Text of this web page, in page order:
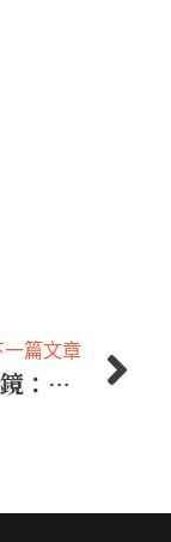
一篇文章
短宣放大鏡：接待客旅 – 來我家早午餐吧！